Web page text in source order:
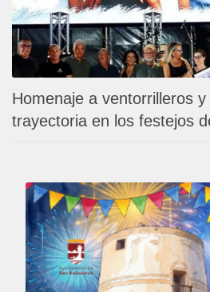
Homenaje a ventorrilleros
trayectoria en los festejos